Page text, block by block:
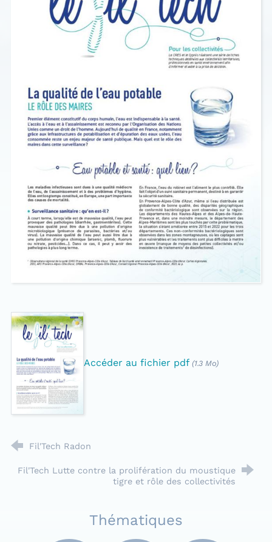
Accéder au fichier pdf (1.3 Mo)
Fil'Tech Radon
Fil'Tech Lutte contre la prolifération du moustique
tigre et rôle des collectivités
Thématiques